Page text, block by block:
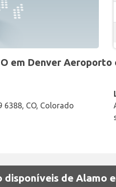
em Denver
6388, CO, Colorado
disponíveis de Alamo